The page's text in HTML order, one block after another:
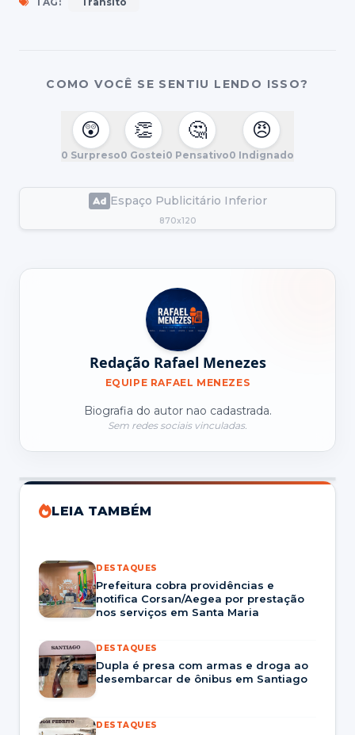
COMO VOCÊ SE SENTIU LENDO ISSO?
😲
0 Surpreso
👏
0 Gostei
🤔
0 Pensativo
😠
0 Indignado
Espaço Publicitário Inferior
870x120
Redação Rafael Menezes
EQUIPE RAFAEL MENEZES
Biografia do autor nao cadastrada.
Sem redes sociais vinculadas.
LEIA TAMBÉM
DESTAQUES
Prefeitura cobra providências e
notifica Corsan/Aegea por prestação
nos serviços em Santa Maria
DESTAQUES
Dupla é presa com armas e droga ao
desembarcar de ônibus em Santiago
DESTAQUES